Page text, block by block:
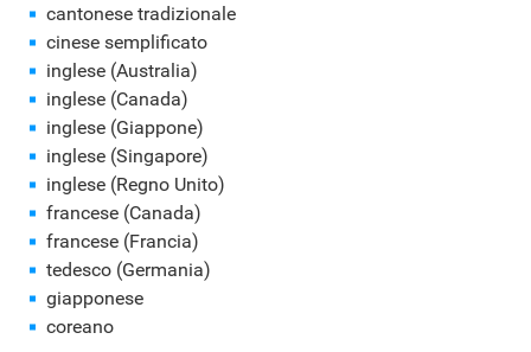
ANDROID
cantonese tradizionale
cinese semplificato
inglese (Australia)
inglese (Canada)
inglese (Giappone)
inglese (Singapore)
inglese (Regno Unito)
francese (Canada)
francese (Francia)
tedesco (Germania)
giapponese
coreano